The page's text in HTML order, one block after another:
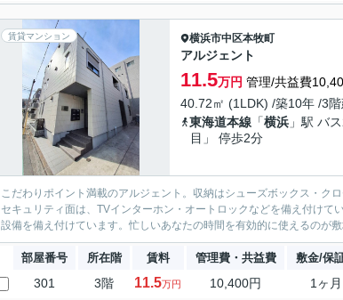
賃貸マンション 横浜市中区本牧町
アルジェント
11.5万円 管理/共益費
40.72㎡ (1LDK) /築10年 /3階
東海道本線 「横浜 」駅 バ
目」 停歩2分
こだわりポイント満載のアルジェント。収納はシューズボックス・ク
セキュリティ面は、TVインターホン・オートロックなどを備え付け
設備を備え付けています。忙しいあなたの時間を有効的に使えるのが
部屋番号 所在階 賃料 管理費・共益費 敷金/保
301 3階 11.5万円 10,400円 1ヶ月